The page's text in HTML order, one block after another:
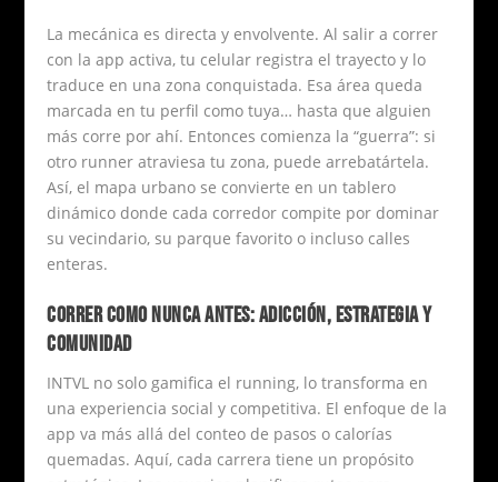
La mecánica es directa y envolvente. Al salir a correr
con la app activa, tu celular registra el trayecto y lo
traduce en una zona conquistada. Esa área queda
marcada en tu perfil como tuya… hasta que alguien
más corre por ahí. Entonces comienza la “guerra”: si
otro runner atraviesa tu zona, puede arrebatártela.
Así, el mapa urbano se convierte en un tablero
dinámico donde cada corredor compite por dominar
su vecindario, su parque favorito o incluso calles
enteras.
CORRER COMO NUNCA ANTES: ADICCIÓN, ESTRATEGIA Y
COMUNIDAD
INTVL no solo gamifica el running, lo transforma en
una experiencia social y competitiva. El enfoque de la
app va más allá del conteo de pasos o calorías
quemadas. Aquí, cada carrera tiene un propósito